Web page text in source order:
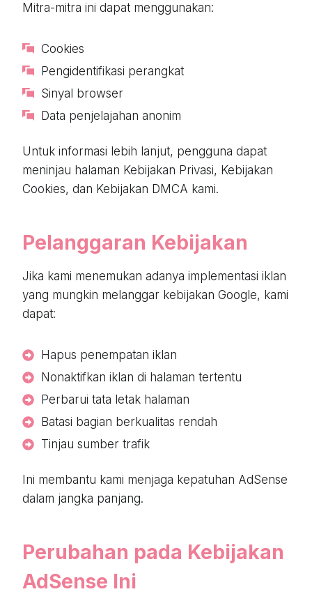
Mitra-mitra ini dapat menggunakan:
Cookies
Pengidentifikasi perangkat
Sinyal browser
Data penjelajahan anonim
Untuk informasi lebih lanjut, pengguna dapat
meninjau halaman Kebijakan Privasi, Kebijakan
Cookies, dan Kebijakan DMCA kami.
Pelanggaran Kebijakan
Jika kami menemukan adanya implementasi iklan
yang mungkin melanggar kebijakan Google, kami
dapat:
Hapus penempatan iklan
Nonaktifkan iklan di halaman tertentu
Perbarui tata letak halaman
Batasi bagian berkualitas rendah
Tinjau sumber trafik
Ini membantu kami menjaga kepatuhan AdSense
dalam jangka panjang.
Perubahan pada Kebijakan
AdSense Ini